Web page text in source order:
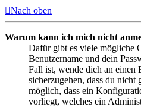
Nach oben
Warum kann ich mich nicht
Dafür gibt es viele mögliche
Benutzername und dein
Fall ist, wende dich an einen
sicherzugehen, dass du nicht
möglich, dass ein
vorliegt, welches ein